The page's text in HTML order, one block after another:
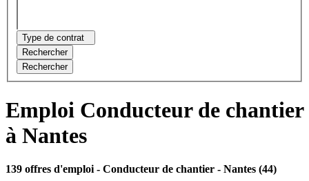
Type de contrat
Rechercher
Rechercher
Emploi Conducteur de chantier
à Nantes
139 offres d'emploi - Conducteur de chantier - Nantes (44)